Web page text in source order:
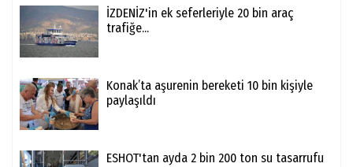
İZDENİZ'in ek seferleriyle 20 bin araç
trafiğe...
Konak’ta aşurenin bereketi 10 bin kişiyle
paylaşıldı
ESHOT'tan ayda 2 bin 200 ton su tasarrufu